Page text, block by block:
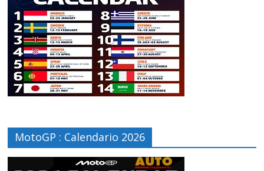
MotoGP : Calendario 2026